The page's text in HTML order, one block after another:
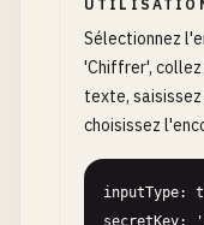
Sélectionnez
'Chiffrer',
texte,
choisissez
inputType:
secretKey: